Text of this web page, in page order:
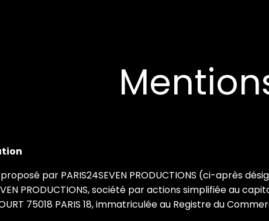
par PARIS24SEVEN PRODUCTIONS (ci-après
PRODUCTIONS, société par actions simplifiée au
75018 PARIS 18, immatriculée au Registre du